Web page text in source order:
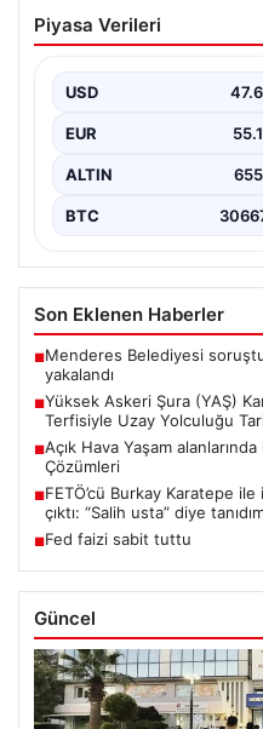
Yüksek Askeri
Alper
Türkiye’nin savunma ve
Piyasa Verileri
USD
EUR
ALTIN
BTC
Son Eklenen Haberler
■Menderes Belediyesi
yakalandı
■Yüksek Askeri Şura (YAŞ)
Terfisiyle Uzay Yolculuğu
■Açık Hava Yaşam
Çözümleri
■FETÖ’cü Burkay Karatepe
çıktı: “Salih usta” diye
■Fed faizi sabit tuttu
Güncel